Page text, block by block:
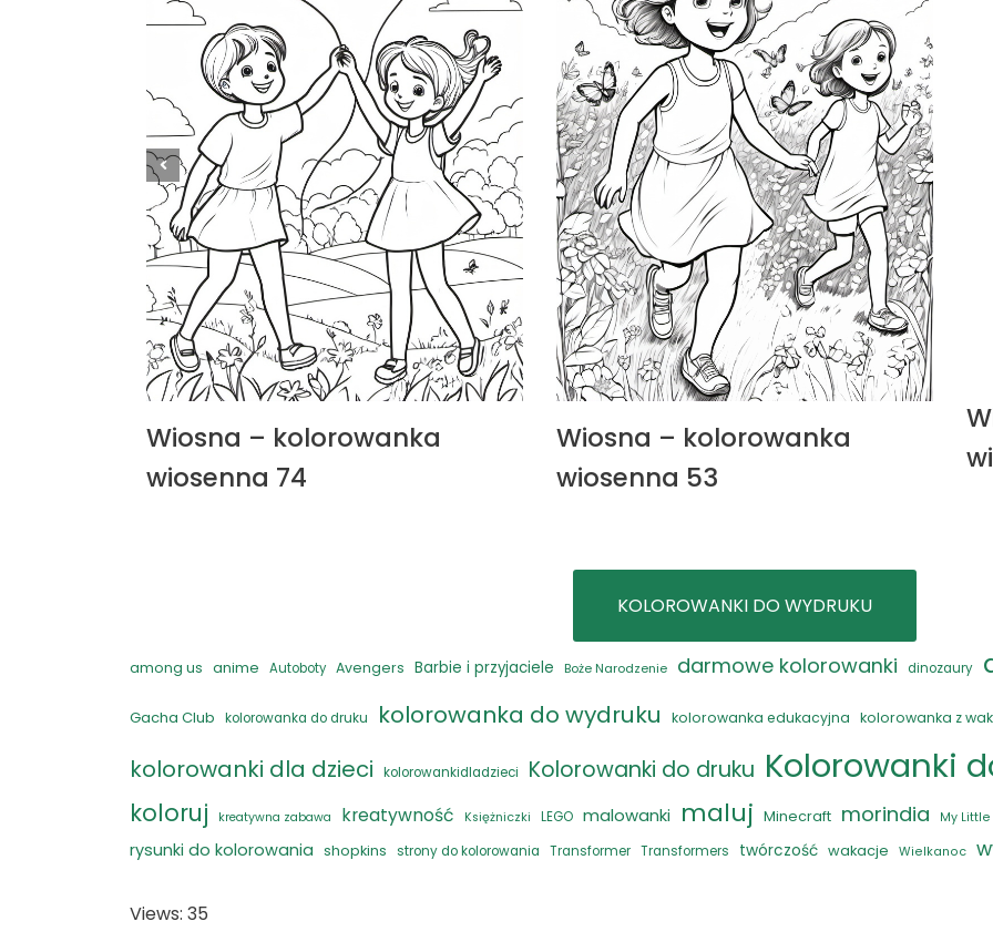
Wiosna – kolorowanka
wiosenna 74
Wiosna – kolorowanka
wiosenna 53
KOLOROWANKI DO WYDRUKU
among us anime Autoboty Avengers Barbie i przyjaciele Boże Narodzenie darmowe kolorowanki dinozaury
Gacha Club kolorowanka do druku kolorowanka do wydruku kolorowanka edukacyjna kolorowanka z
kolorowanki dla dzieci kolorowankidladzieci Kolorowanki do druku Kolorowanki
koloruj kreatywna zabawa kreatywność Księżniczki LEGO malowanki maluj Minecraft morindia My
rysunki do kolorowania shopkins strony do kolorowania Transformer Transformers twórczość wakacje Wielkanoc
Views: 35